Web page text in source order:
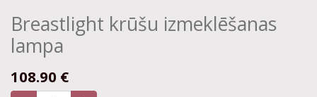
Breastlight krūšu izmeklēšanas
lampa
108.90 €